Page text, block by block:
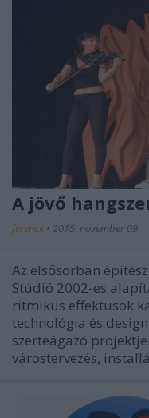
A jövő
ferenck • 2015. november 09.
Az elsősorban
Stúdió 2002-es
ritmikus effektusok
technológia és
szerteágazó
várostervezés,